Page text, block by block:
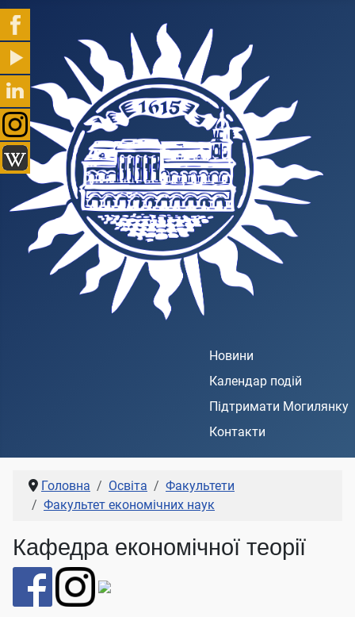
Новини
Календар подій
Підтримати Могилянку
Контакти
Головна Освіта
Факультети
Факультет економічних наук
Кафедра економічної теорії